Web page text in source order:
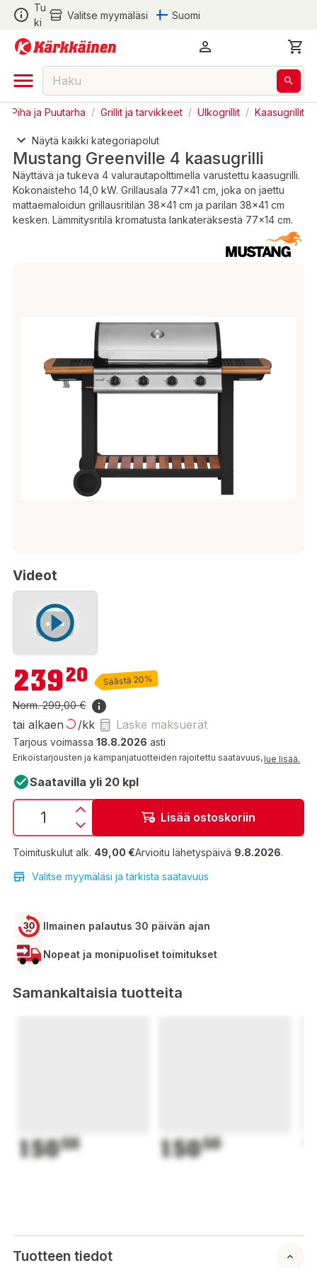
Tu
ki
Valitse myymäläsi Suomi
Piha ja Puutarha / Grillit ja tarvikkeet / Ulkogrillit / Kaasugrillit
Näytä kaikki kategoriapolut
Videot
Mustang Greenville 4 kaasugrilli
Näyttävä ja tukeva 4 valurautapolttimella varustettu kaasugrilli.
Kokonaisteho 14,0 kW. Grillausala 77x41 cm, joka on jaettu
mattaemaloidun grillausritilän 38x41 cm ja parilan 38x41 cm
kesken. Lämmitysritilä kromatusta lankateräksestä 77x14 cm.
23920 Säästä 20%
Norm.299,00 €
tai alkaen /kk Laske maksuerät
Tarjous voimassa 18.8.2026 asti
Erikoistarjousten ja kampanjatuotteiden rajoitettu saatavuus,lue lisää.
Saatavilla yli 20 kpl
Lisää ostoskoriin
Toimituskulut alk. 49,00 €Arvioitu lähetyspäivä 9.8.2026.
Valitse myymäläsi ja tarkista saatavuus
Ilmainen palautus 30 päivän ajan
Nopeat ja monipuoliset toimitukset
Samankaltaisia tuotteita
15050 15050
Tuotteen tiedot